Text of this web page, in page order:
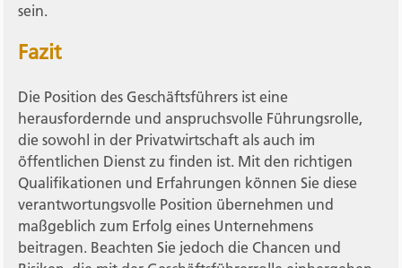
sein.
Fazit
Die Position des Geschäftsführers ist eine
herausfordernde und anspruchsvolle Führungsrolle,
die sowohl in der Privatwirtschaft als auch im
öffentlichen Dienst zu finden ist. Mit den richtigen
Qualifikationen und Erfahrungen können Sie diese
verantwortungsvolle Position übernehmen und
maßgeblich zum Erfolg eines Unternehmens
beitragen. Beachten Sie jedoch die Chancen und